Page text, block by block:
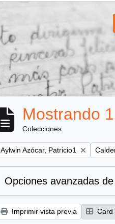
Mostrando
Colecciones
Remove filter:
Aylwin Azócar, Patricio1
Opciones avanzadas
Imprimir vista previa Card